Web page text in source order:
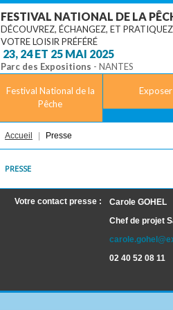
FESTIVAL NATIONAL DE LA
DÉCOUVREZ, ÉCHANGEZ, ET PRATIQUEZ
VOTRE LOISIR PRÉFÉRÉ
‎ 23, 24 ET 25 MAI 2025
Parc des Expositions - NANTES
Festival National de la
Pêche
Exposer
Accueil Presse
PRESSE
Votre contact presse :
Carole GOHEL
Chef de projet
02 40 52 08 11